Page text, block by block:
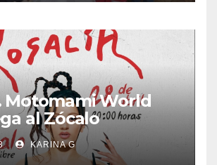
Motomami World
al Zócalo
KARINA G